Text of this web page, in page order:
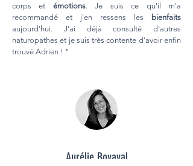
corps et émotions. Je suis ce qu'il m'a
recommandé et j'en ressens les
bienfaits
aujourd'hui. J'ai déjà consulté d'autres
naturopathes et je suis très contente d'avoir enfin
trouvé Adrien ! "
Aurélie Boyaval